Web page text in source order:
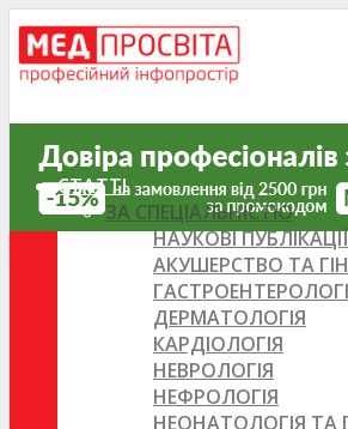
СТАТТІ
ЗА СПЕЦІАЛЬНІСТЮ
НАУКОВІ ПУБЛІКАЦІЇ
АКУШЕРСТВО ТА
ДЕРМАТОЛОГІЯ
КАРДІОЛОГІЯ
НЕВРОЛОГІЯ
НЕФРОЛОГІЯ
НЕОНАТОЛОГІЯ ТА